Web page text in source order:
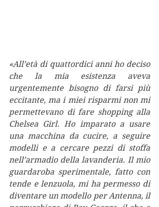
«All’età di quattordici anni ho deciso
che la mia esistenza aveva
urgentemente bisogno di farsi più
eccitante, ma i miei risparmi non mi
permettevano di fare shopping alla
Chelsea Girl. Ho imparato a usare
una macchina da cucire, a seguire
modelli e a cercare pezzi di stoffa
nell’armadio della lavanderia. Il mio
guardaroba sperimentale, fatto con
tende e lenzuola, mi ha permesso di
diventare un modello per Antenna, il